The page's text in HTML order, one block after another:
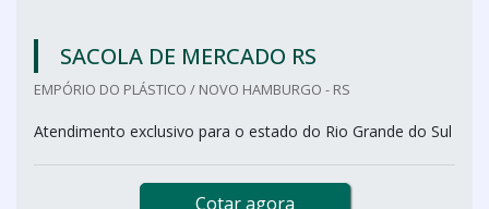
SACOLA DE MERCADO RS
EMPÓRIO DO PLÁSTICO / NOVO HAMBURGO - RS
Atendimento exclusivo para o estado do Rio Grande do Sul
Cotar agora